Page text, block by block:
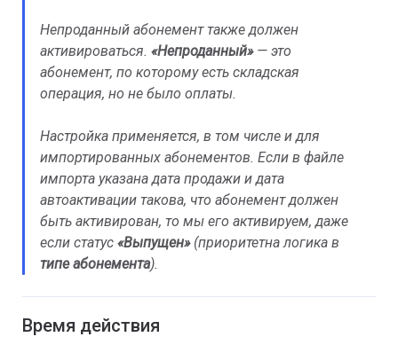
Непроданный абонемент также должен
активироваться. «Непроданный» — это
абонемент, по которому есть складская
операция, но не было оплаты.
Настройка применяется, в том числе и для
импортированных абонементов. Если в файле
импорта указана дата продажи и дата
автоактивации такова, что абонемент должен
быть активирован, то мы его активируем, даже
если статус «Выпущен»(приоритетна логика в
типе абонемента).
Время действия